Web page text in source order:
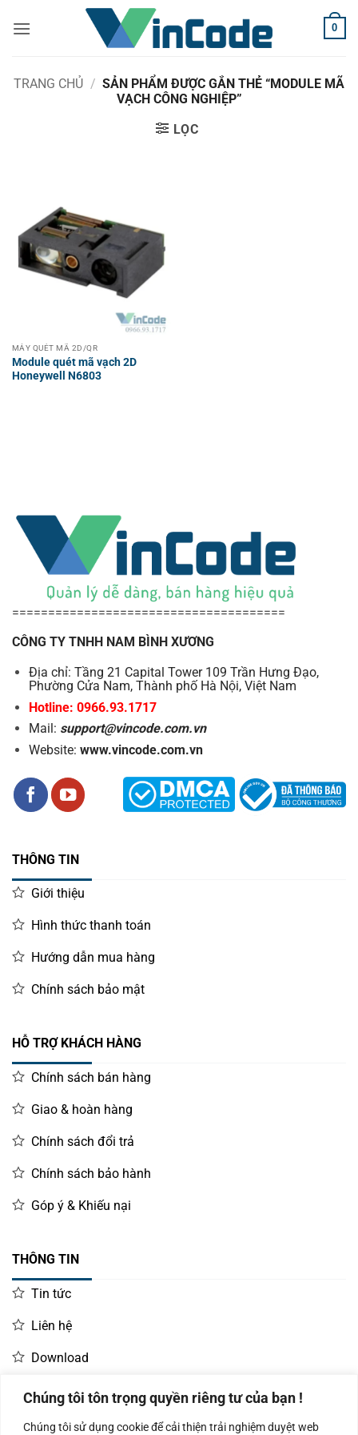
Chúng tôi tôn trọng quyền riêng tư của bạn !
Chúng tôi sử dụng cookie để cải thiện trải nghiệm duyệt web
qua
0
TRANG CHỦ / SẢN PHẨM ĐƯỢC GẮN THẺ “MODULE MÃ
VẠCH CÔNG NGHIỆP”
LỌC
MÁY QUÉT MÃ 2D/QR
Module quét mã vạch 2D
Honeywell N6803
======================================
CÔNG TY TNHH NAM BÌNH XƯƠNG
Địa chỉ: Tầng 21 Capital Tower 109 Trần Hưng Đạo,
Phường Cửa Nam, Thành phố Hà Nội, Việt Nam
Hotline: 0966.93.1717
Mail: support@vincode.com.vn
Website: www.vincode.com.vn
THÔNG TIN
Giới thiệu
Hình thức thanh toán
Hướng dẫn mua hàng
Chính sách bảo mật
HỖ TRỢ KHÁCH HÀNG
Chính sách bán hàng
Giao & hoàn hàng
Chính sách đổi trả
Chính sách bảo hành
Góp ý & Khiếu nại
THÔNG TIN
Tin tức
Liên hệ
Download
LIÊN HỆ MUA HÀNG